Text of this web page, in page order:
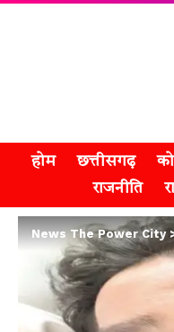
होम छत्तीसगढ़
राजनीति
News The Power City